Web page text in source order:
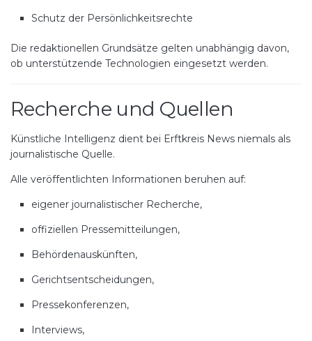
Schutz der Persönlichkeitsrechte
Die redaktionellen Grundsätze gelten unabhängig davon,
ob unterstützende Technologien eingesetzt werden.
Recherche und Quellen
Künstliche Intelligenz dient bei Erftkreis News niemals als
journalistische Quelle.
Alle veröffentlichten Informationen beruhen auf:
eigener journalistischer Recherche,
offiziellen Pressemitteilungen,
Behördenauskünften,
Gerichtsentscheidungen,
Pressekonferenzen,
Interviews,